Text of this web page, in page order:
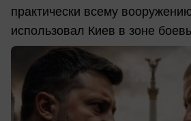
практически всему
использовал Киев в зоне